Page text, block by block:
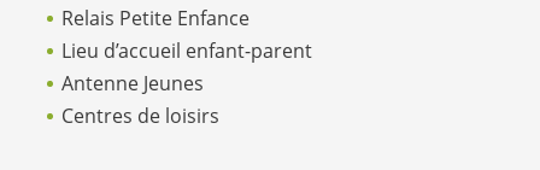
Relais Petite Enfance
Lieu d’accueil enfant-parent
Antenne Jeunes
Centres de loisirs